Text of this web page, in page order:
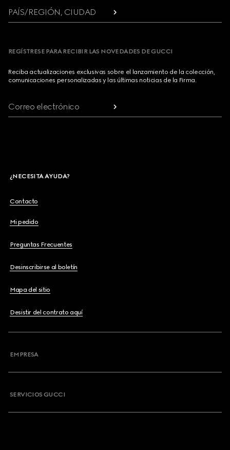
PAÍS/REGIÓN, CIUDAD
REGÍSTRESE PARA RECIBIR LAS NOVEDADES DE GUCCI
Reciba actualizaciones exclusivas sobre el lanzamiento de la colección,
comunicaciones personalizadas y las últimas noticias de la Firma.
Correo electrónico
¿NECESITA AYUDA?
Contacto
Mi pedido
Preguntas Frecuentes
Desinscribirse al boletín
Mapa del sitio
Desistir del contrato aquí
EMPRESA
SERVICIOS GUCCI